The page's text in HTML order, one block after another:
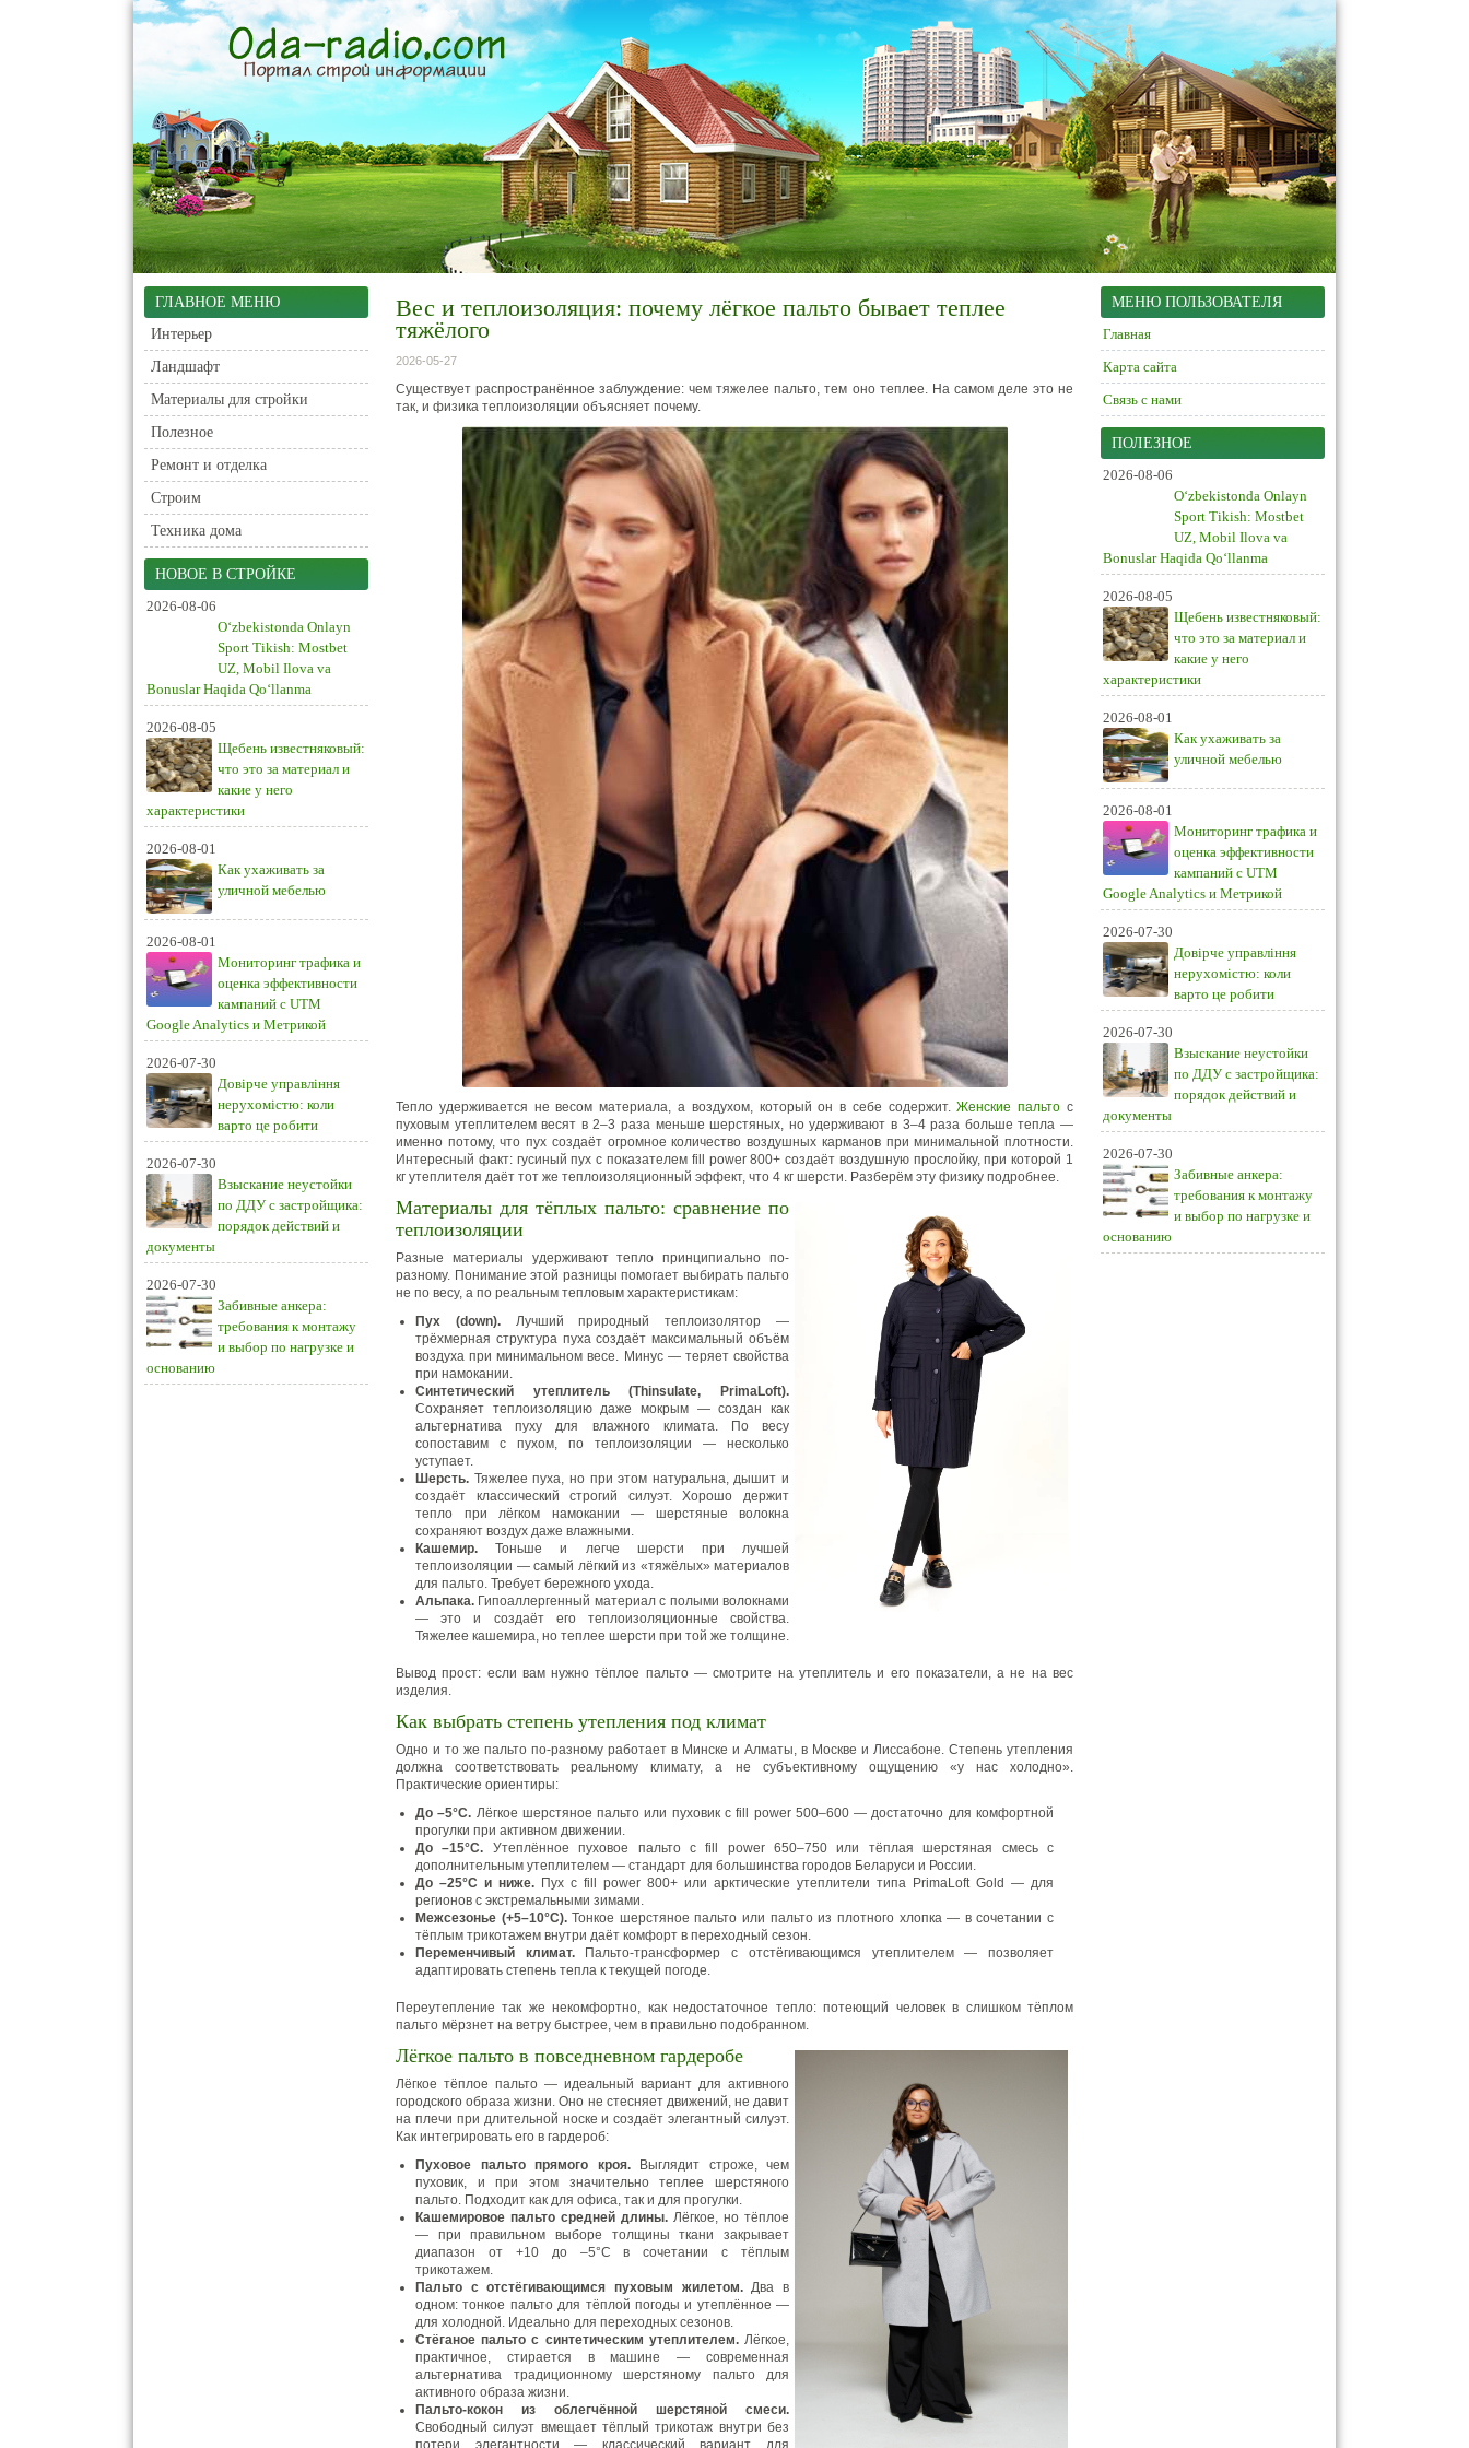
ГЛАВНОЕ МЕНЮ
Интерьер
Ландшафт
Материалы для стройки
Полезное
Ремонт и отделка
Строим
Техника дома
НОВОЕ В СТРОЙКЕ
2026-08-06
O‘zbekistonda Onlayn
Sport Tikish: Mostbet
UZ, Mobil Ilova va
Bonuslar Haqida Qo‘llanma
2026-08-05
Щебень известняковый:
что это за материал и
какие у него
характеристики
2026-08-01
Как ухаживать за
уличной мебелью
2026-08-01
Мониторинг трафика и
оценка эффективности
кампаний с UTM
Google Analytics и Метрикой
2026-07-30
Довірче управління
нерухомістю: коли
варто це робити
2026-07-30
Взыскание неустойки
по ДДУ с застройщика:
порядок действий и
документы
2026-07-30
Забивные анкера:
требования к монтажу
и выбор по нагрузке и
основанию
Вес и теплоизоляция: почему лёгкое пальто бывает теплее
тяжёлого
2026-05-27
Существует распространённое заблуждение: чем тяжелее пальто, тем оно теплее. На самом деле это не
так, и физика теплоизоляции объясняет почему.
Тепло удерживается не весом материала, а воздухом, который он в себе содержит.Женские пальто с
пуховым утеплителем весят в 2–3 раза меньше шерстяных, но удерживают в 3–4 раза больше тепла —
именно потому, что пух создаёт огромное количество воздушных карманов при минимальной плотности.
Интересный факт: гусиный пух с показателем fill power 800+ создаёт воздушную прослойку, при которой 1
кг утеплителя даёт тот же теплоизоляционный эффект, что 4 кг шерсти. Разберём эту физику подробнее.
Материалы для тёплых пальто: сравнение по
теплоизоляции
Разные материалы удерживают тепло принципиально по-
разному. Понимание этой разницы помогает выбирать пальто
не по весу, а по реальным тепловым характеристикам:
Пух (down).Лучший природный теплоизолятор —
трёхмерная структура пуха создаёт максимальный объём
воздуха при минимальном весе. Минус — теряет свойства
при намокании.
Синтетический утеплитель (Thinsulate, PrimaLoft).
Сохраняет теплоизоляцию даже мокрым — создан как
альтернатива пуху для влажного климата. По весу
сопоставим с пухом, по теплоизоляции — несколько
уступает.
Шерсть. Тяжелее пуха, но при этом натуральна, дышит и
создаёт классический строгий силуэт. Хорошо держит
тепло при лёгком намокании — шерстяные волокна
сохраняют воздух даже влажными.
Кашемир. Тоньше и легче шерсти при лучшей
теплоизоляции — самый лёгкий из «тяжёлых» материалов
для пальто. Требует бережного ухода.
Альпака. Гипоаллергенный материал с полыми волокнами
— это и создаёт его теплоизоляционные свойства.
Тяжелее кашемира, но теплее шерсти при той же толщине.
Вывод прост: если вам нужно тёплое пальто — смотрите на утеплитель и его показатели, а не на вес
изделия.
Как выбрать степень утепления под климат
Одно и то же пальто по-разному работает в Минске и Алматы, в Москве и Лиссабоне. Степень утепления
должна соответствовать реальному климату, а не субъективному ощущению «у нас холодно».
Практические ориентиры:
До –5°C. Лёгкое шерстяное пальто или пуховик с fill power 500–600 — достаточно для комфортной
прогулки при активном движении.
До –15°C. Утеплённое пуховое пальто с fill power 650–750 или тёплая шерстяная смесь с
дополнительным утеплителем — стандарт для большинства городов Беларуси и России.
До –25°C и ниже. Пух с fill power 800+ или арктические утеплители типа PrimaLoft Gold — для
регионов с экстремальными зимами.
Межсезонье (+5–10°C).Тонкое шерстяное пальто или пальто из плотного хлопка — в сочетании с
тёплым трикотажем внутри даёт комфорт в переходный сезон.
Переменчивый климат.Пальто-трансформер с отстёгивающимся утеплителем — позволяет
адаптировать степень тепла к текущей погоде.
Переутепление так же некомфортно, как недостаточное тепло: потеющий человек в слишком тёплом
пальто мёрзнет на ветру быстрее, чем в правильно подобранном.
Лёгкое пальто в повседневном гардеробе
Лёгкое тёплое пальто — идеальный вариант для активного
городского образа жизни. Оно не стесняет движений, не давит
на плечи при длительной носке и создаёт элегантный силуэт.
Как интегрировать его в гардероб:
Пуховое пальто прямого кроя.Выглядит строже, чем
пуховик, и при этом значительно теплее шерстяного
пальто. Подходит как для офиса, так и для прогулки.
Кашемировое пальто средней длины. Лёгкое, но тёплое
— при правильном выборе толщины ткани закрывает
диапазон от +10 до –5°C в сочетании с тёплым
трикотажем.
Пальто с отстёгивающимся пуховым жилетом.Два в
одном: тонкое пальто для тёплой погоды и утеплённое —
для холодной. Идеально для переходных сезонов.
Стёганое пальто с синтетическим утеплителем.Лёгкое,
практичное, стирается в машине — современная
альтернатива традиционному шерстяному пальто для
активного образа жизни.
Пальто-кокон из облегчённой шерстяной смеси.
Свободный силуэт вмещает тёплый трикотаж внутри без
потери элегантности — классический вариант для
МЕНЮ ПОЛЬЗОВАТЕЛЯ
Главная
Карта сайта
Связь с нами
ПОЛЕЗНОЕ
2026-08-06
O‘zbekistonda Onlayn
Sport Tikish: Mostbet
UZ, Mobil Ilova va
Bonuslar Haqida Qo‘llanma
2026-08-05
Щебень известняковый:
что это за материал и
какие у него
характеристики
2026-08-01
Как ухаживать за
уличной мебелью
2026-08-01
Мониторинг трафика и
оценка эффективности
кампаний с UTM
Google Analytics и Метрикой
2026-07-30
Довірче управління
нерухомістю: коли
варто це робити
2026-07-30
Взыскание неустойки
по ДДУ с застройщика:
порядок действий и
документы
2026-07-30
Забивные анкера:
требования к монтажу
и выбор по нагрузке и
основанию